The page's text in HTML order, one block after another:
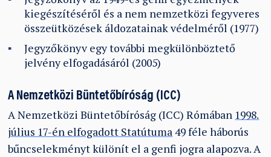
kiegészítéséről és a nem nemzetközi fegyveres
összeütközések áldozatainak védelméről (1977)
Jegyzőkönyv egy további megkülönböztető
jelvény elfogadásáról (2005)
A Nemzetközi Büntetőbíróság (ICC)
A Nemzetközi Büntetőbíróság (ICC) Rómában 1998.
július 17-én elfogadott Statútuma49 féle háborús
bűncselekményt különít el a genfi jogra alapozva. A